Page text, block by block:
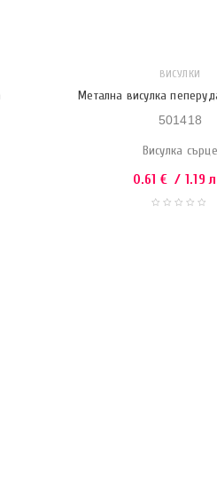
ВИСУЛКИ
Метална висулка
501418
Висулка сърце
0.61 € / 1.19